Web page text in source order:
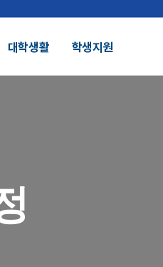
대학생활 학생지원